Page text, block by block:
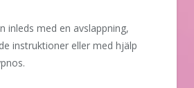
inleds med en avslappning,
instruktioner eller med hjälp